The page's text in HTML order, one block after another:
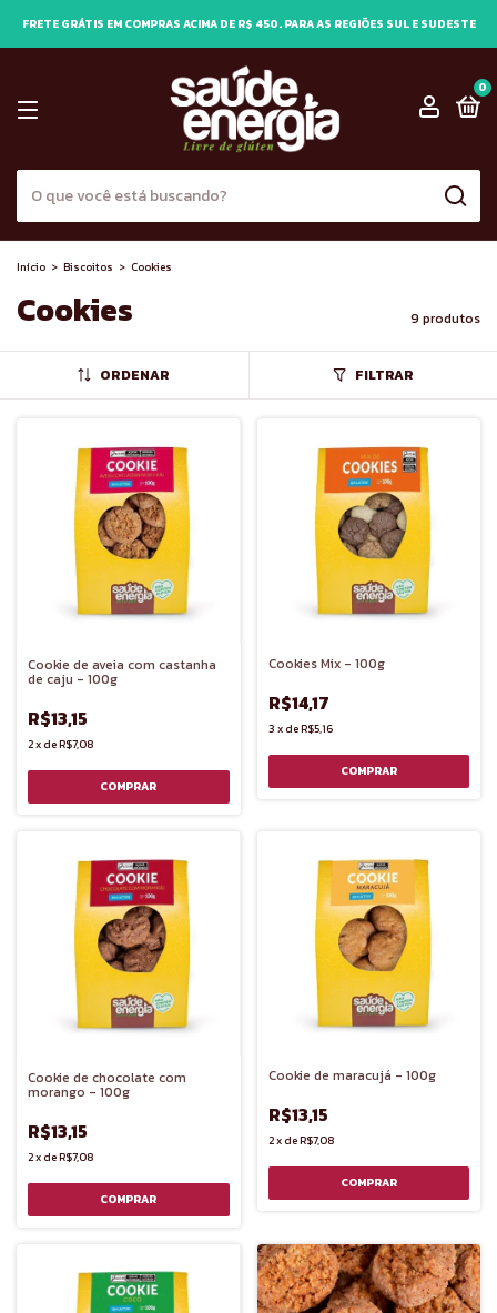
FRETE GRÁTIS EM COMPRAS ACIMA DE R$ 450. PARA AS REGIÕES SUL E SUDESTE
0
Início > Biscoitos > Cookies
Cookies 9 produtos
ORDENAR FILTRAR
Cookie de aveia com castanha
de caju - 100g
R$13,15
2xdeR$7,08
Cookies Mix - 100g
R$14,17
3 xdeR$5,16
Cookie de chocolate com
morango - 100g
R$13,15
2xdeR$7,08
Cookie de maracujá - 100g
R$13,15
2xdeR$7,08